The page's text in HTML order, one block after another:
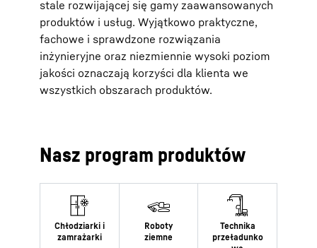
stale rozwijającej się gamy zaawansowanych
produktów i usług. Wyjątkowo praktyczne,
fachowe i sprawdzone rozwiązania
inżynieryjne oraz niezmiennie wysoki poziom
jakości oznaczają korzyści dla klienta we
wszystkich obszarach produktów.
Nasz program produktów